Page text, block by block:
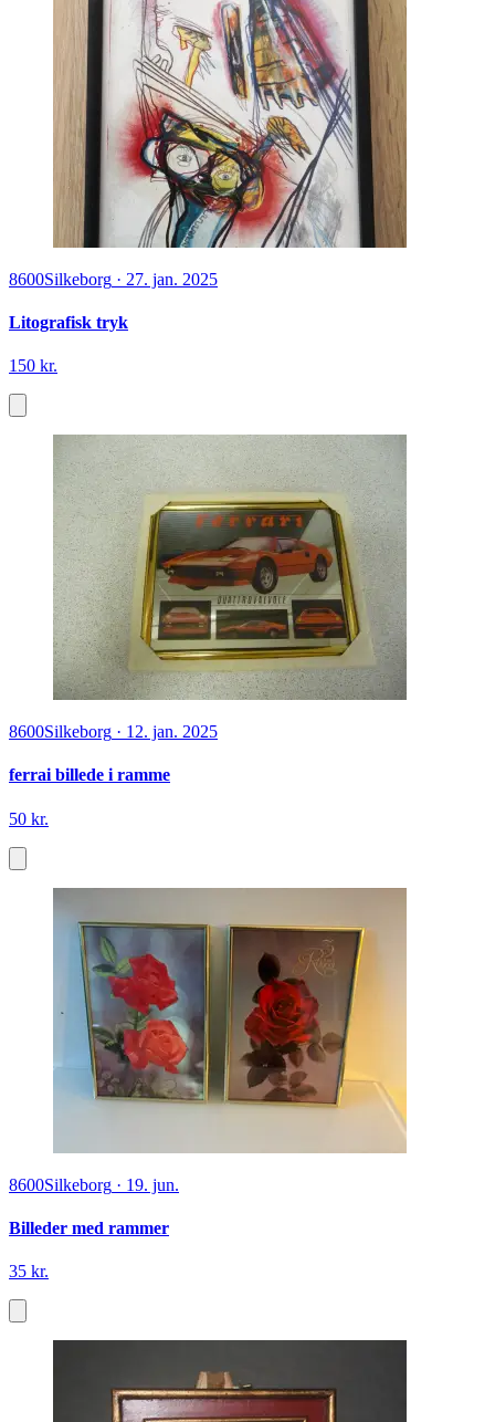
8600Silkeborg · 27. jan. 2025
Litografisk tryk
150 kr.
8600Silkeborg · 12. jan. 2025
ferrai billede i ramme
50 kr.
8600Silkeborg · 19. jun.
Billeder med rammer
35 kr.